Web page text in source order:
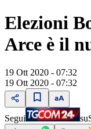
Elezioni
Arce è il
19 Ott 2020 - 07:32
19 Ott 2020 - 07:32
Segui su